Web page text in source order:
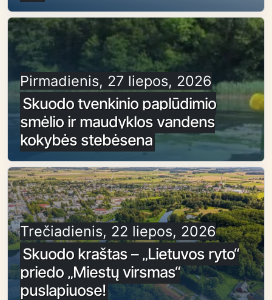
Pirmadienis, 27 liepos, 2026
Skuodo tvenkinio paplūdimio
smėlio ir maudyklos vandens
kokybės stebėsena
Trečiadienis, 22 liepos, 2026
Skuodo kraštas – „Lietuvos ryto“
priedo „Miestų virsmas“
puslapiuose!